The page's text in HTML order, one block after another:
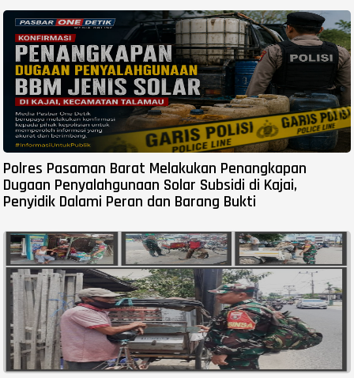
Polres Pasaman Barat Melakukan Penangkapan
Dugaan Penyalahgunaan Solar Subsidi di Kajai,
Penyidik Dalami Peran dan Barang Bukti